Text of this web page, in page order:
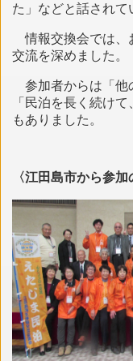
た」などと話されて
情報交換会では、
交流を深めました。
参加者からは「他
「民泊を長く続け
もありました。
〈江田島市から参加